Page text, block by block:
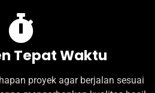
Tepat Waktu
proyek agar berjalan sesuai